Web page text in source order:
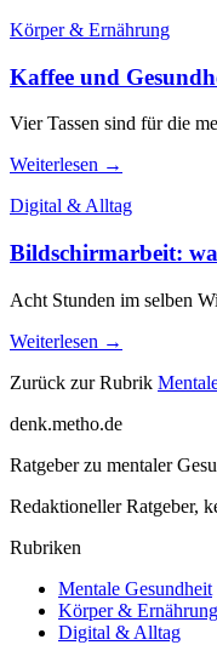
Körper & Ernährung
Kaffee und
Vier Tassen sind für die
Weiterlesen →
Digital & Alltag
Bildschirmarbeit:
Acht Stunden im selben
Weiterlesen →
Zurück zur Rubrik
denk.metho.de
Ratgeber zu mentaler
Redaktioneller Ratgeber,
Rubriken
Mentale Gesundheit
Körper & Ernährung
Digital & Alltag